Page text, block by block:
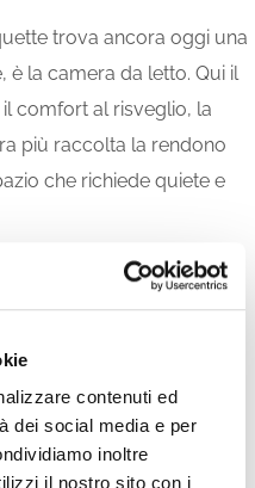
contenuti ed
dei social media e per
inoltre
il nostro sito con i
trova ancora oggi una
la camera da letto. Qui il
comfort al risveglio, la
più raccolta la rendono
che richiede quiete e
contemporanee con
leggere, legni chiari o
contesto il pavimento